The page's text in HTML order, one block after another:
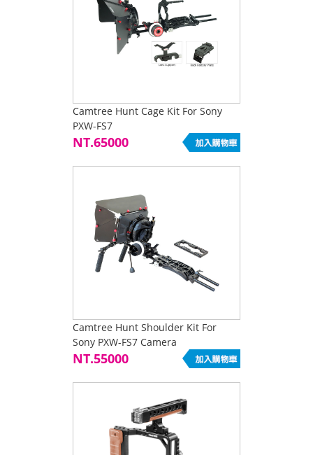
Camtree Hunt Cage Kit For Sony
PXW-FS7
NT.65000
Camtree Hunt Shoulder Kit For
Sony PXW-FS7 Camera
NT.55000